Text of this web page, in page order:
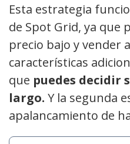
Esta estrategia
de Spot Grid, ya que
precio bajo y vender
características
que puedes decidir
largo. Y la segunda
apalancamiento de